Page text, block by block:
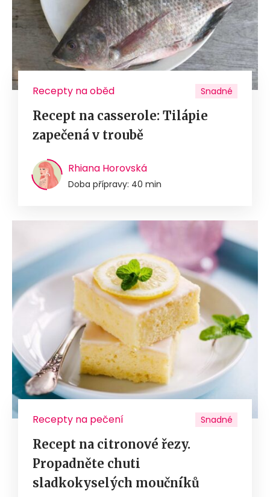
Recepty na oběd Snadné
Recept na casserole: Tilápie
zapečená v troubě
Rhiana Horovská
Doba přípravy: 40 min
Recepty na pečení Snadné
Recept na citronové řezy.
Propadněte chuti
sladkokyselých moučníků